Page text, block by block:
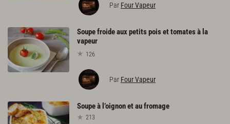
Par Four Vapeur
Soupe froide aux petits pois et tomates à la
vapeur
126
Par Four Vapeur
Soupeà l’oignonetaufromage
213